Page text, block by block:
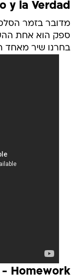
y la Verdad
מדובר בזמר
ספק הוא אחת
בחרנו שיר מאחד
Homework